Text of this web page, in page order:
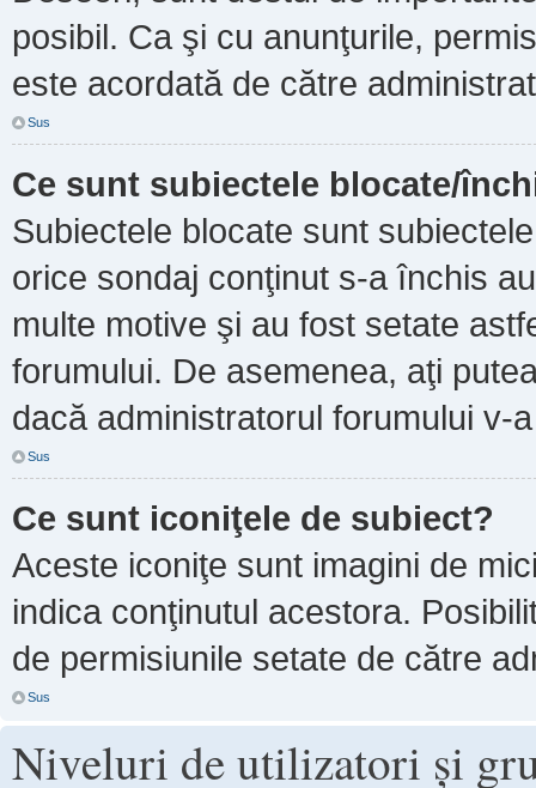
posibil. Ca şi cu anunţurile,
este acordată de către
Sus
Ce sunt subiectele blocate/
Subiectele blocate sunt
orice sondaj conţinut s-a închis
multe motive şi au fost setate
forumului. De asemenea, aţi
dacă administratorul forumului v-
Sus
Ce sunt iconiţele de subiect?
Aceste iconiţe sunt imagini de
indica conţinutul acestora.
de permisiunile setate de către
Sus
Niveluri de utilizatori şi